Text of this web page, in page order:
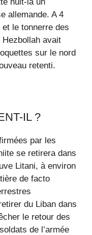
allemande. A 4
le tonnerre des
avait
sur le nord
retenti.
IL ?
par les
se retirera dans
Litani, à environ
de facto
du Liban dans
le retour des
de l’armée